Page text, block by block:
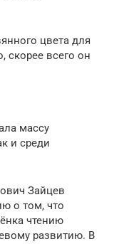
цвета для
скорее всего он
массу
и среди
Зайцев
о том, что
чтению
развитию. В